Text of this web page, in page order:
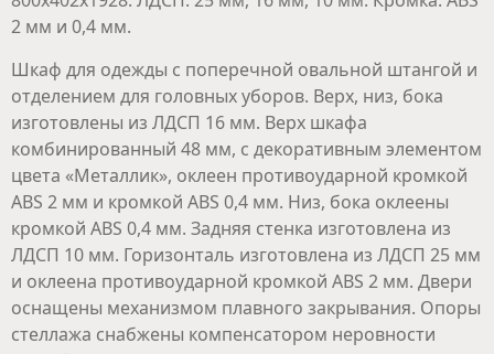
2 мм и 0,4 мм.
Шкаф для одежды с поперечной овальной штангой и
отделением для головных уборов. Верх, низ, бока
изготовлены из ЛДСП 16 мм. Верх шкафа
комбинированный 48 мм, с декоративным элементом
цвета «Металлик», оклеен противоударной кромкой
ABS 2 мм и кромкой ABS 0,4 мм. Низ, бока оклеены
кромкой ABS 0,4 мм. Задняя стенка изготовлена из
ЛДСП 10 мм. Горизонталь изготовлена из ЛДСП 25 мм
и оклеена противоударной кромкой ABS 2 мм. Двери
оснащены механизмом плавного закрывания. Опоры
стеллажа снабжены компенсатором неровности